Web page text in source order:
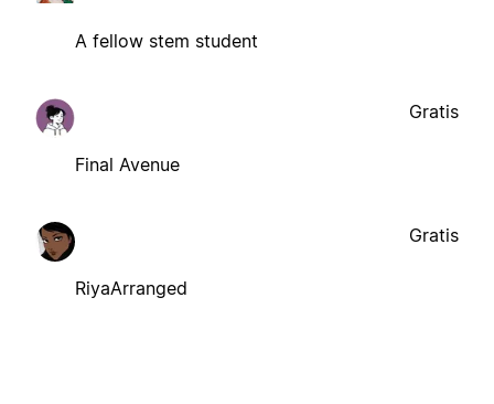
A fellow stem student
Final Avenue
Gratis
RiyaArranged
Gratis